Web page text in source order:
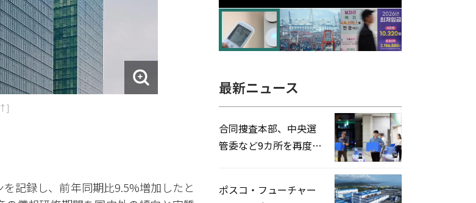
記録し、前年同期比9.5%増加したと
高更新の可能性に需給対応体制を点
検
最新ニュース
合同捜査本部、中央選
管委など9カ所を再度家
ポスコ・フューチャー